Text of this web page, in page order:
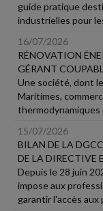
guide pratique
industrielles pour
16/07/2026
RÉNOVATION
GÉRANT
Une société, dont
Maritimes,
thermodynamiques
15/07/2026
BILAN DE LA
DE LA DIRECTIVE
Depuis le 28 juin
impose aux
garantir l'accès aux